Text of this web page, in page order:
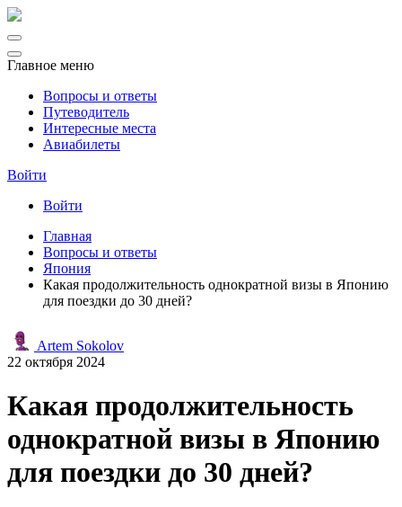
Главное меню
Вопросы и ответы
Путеводитель
Интересные места
Авиабилеты
Войти
Войти
Главная
Вопросы и ответы
Япония
Какая продолжительность однократной визы в Японию
для поездки до 30 дней?
Artem Sokolov
22 октября 2024
Какая продолжительность
однократной визы в Японию
для поездки до 30 дней?